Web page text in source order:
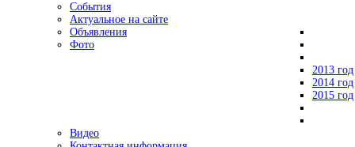
События
Актуальное на сайте
Объявления
Фото
2013 год
2014 год
2015 год
Видео